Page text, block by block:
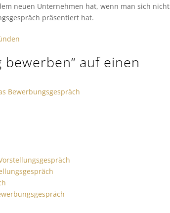
neuen Unternehmen hat, wenn man sich nicht
präsentiert hat.
bewerben“ auf einen
Bewerbungsgespräch